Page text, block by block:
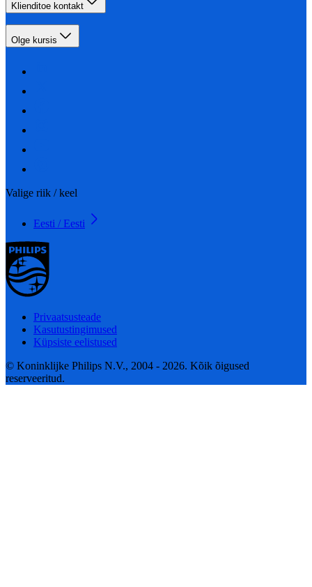
Klienditoe kontakt
Olge kursis
Valige riik / keel
Eesti / Eesti
Privaatsusteade
Kasutustingimused
Küpsiste eelistused
© Koninklijke Philips N.V., 2004 - 2026. Kõik õigused
reserveeritud.